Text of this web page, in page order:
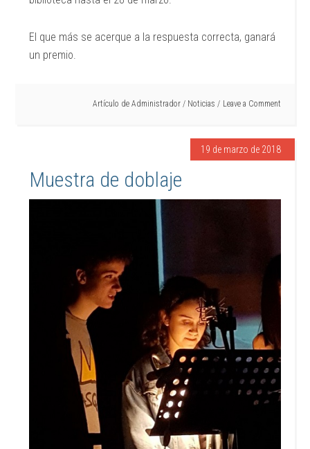
El que más se acerque a la respuesta correcta, ganará
un premio.
Artículo de Administrador / Noticias Leave a Comment
19 de marzo de 2018
Muestra de doblaje